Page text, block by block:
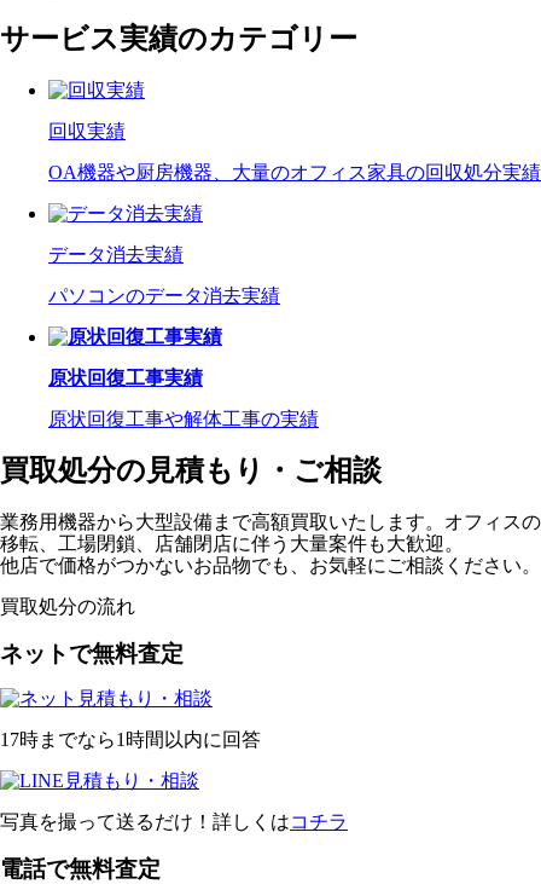
サービス実績のカテゴリー
回収実績
OA機器や厨房機器、大量のオフィス家具の回収処分実績
データ消去実績
パソコンのデータ消去実績
原状回復工事実績
原状回復工事や解体工事の実績
買取処分の見積もり・ご相談
業務用機器から大型設備まで高額買取いたします。オフィスの
移転、工場閉鎖、店舗閉店に伴う大量案件も大歓迎。
他店で価格がつかないお品物でも、お気軽にご相談ください。
買取処分の流れ
ネットで無料査定
17時までなら1時間以内に回答
写真を撮って送るだけ！詳しくはコチラ
電話で無料査定